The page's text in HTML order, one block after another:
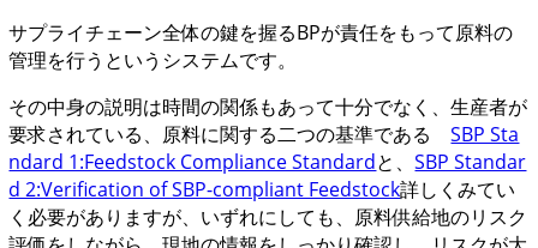
サプライチェーン全体の鍵を握るBPが責任をもって原料の
管理を行うというシステムです。
その中身の説明は時間の関係もあって十分でなく、生産者が
要求されている、原料に関する二つの基準であるSBP Sta
ndard 1:Feedstock Compliance Standardと、SBP Standar
d 2:Verification of SBP-compliant Feedstock詳しくみてい
く必要がありますが、いずれにしても、原料供給地のリスク